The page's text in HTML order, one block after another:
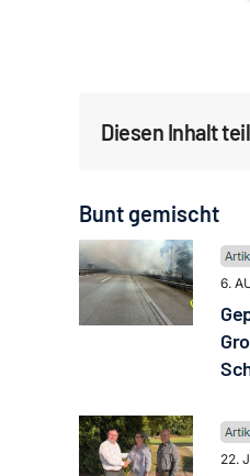
Diesen Inhalt
Bunt gemischt
6.
22.